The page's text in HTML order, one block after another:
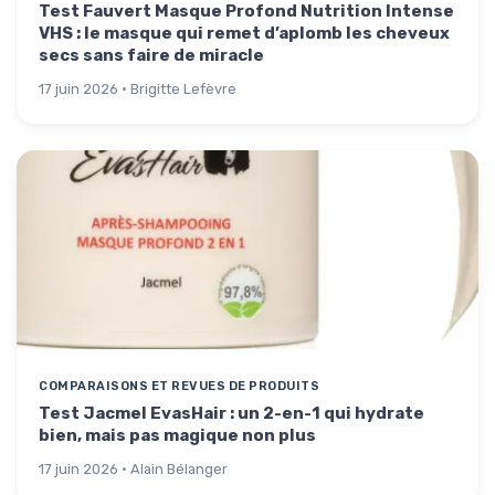
Test Fauvert Masque Profond Nutrition Intense
VHS : le masque qui remet d’aplomb les cheveux
secs sans faire de miracle
17 juin 2026 · Brigitte Lefèvre
COMPARAISONS ET REVUES DE PRODUITS
Test Jacmel EvasHair : un 2-en-1 qui hydrate
bien, mais pas magique non plus
17 juin 2026 · Alain Bélanger